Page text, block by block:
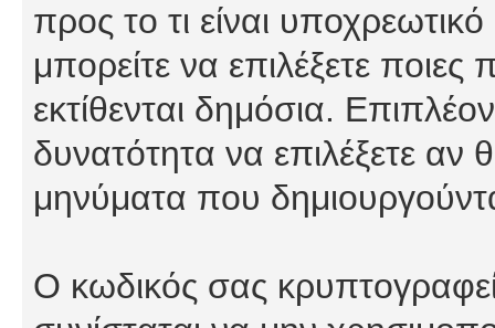
προς το τι είναι
μπορείτε να επιλέξετε
εκτίθενται δημόσια.
δυνατότητα να επιλέξετε αν
μηνύματα που
Ο κωδικός σας